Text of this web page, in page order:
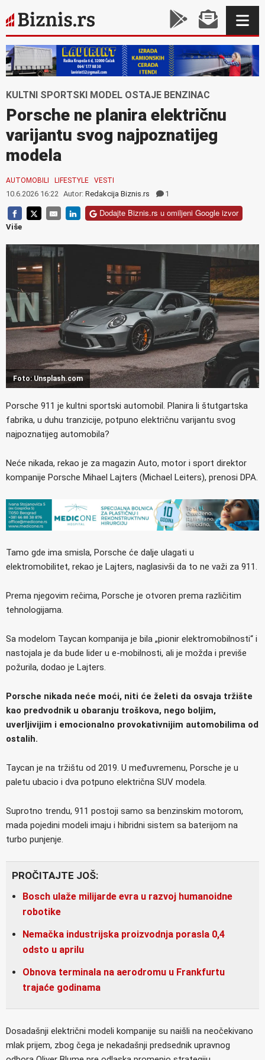
KULTNI SPORTSKI MODEL OSTAJE BENZINAC
Porsche ne planira električnu
varijantu svog najpoznatijeg
modela
AUTOMOBILI LIFESTYLE VESTI
10.6.2026 16:22 Autor: Redakcija Biznis.rs 1
Dodajte Biznis.rs u omiljeni Google izvor
Više
Foto: Unsplash.com
Porsche 911 je kultni sportski automobil. Planira li štutgartska
fabrika, u duhu tranzicije, potpuno električnu varijantu svog
najpoznatijeg automobila?
Neće nikada, rekao je za magazin Auto, motor i sport direktor
kompanije Porsche Mihael Lajters (Michael Leiters), prenosi DPA.
Tamo gde ima smisla, Porsche će dalje ulagati u
elektromobilitet, rekao je Lajters, naglasivši da to ne važi za 911.
Prema njegovim rečima, Porsche je otvoren prema različitim
tehnologijama.
Sa modelom Taycan kompanija je bila „pionir elektromobilnosti“ i
nastojala je da bude lider u e-mobilnosti, ali je možda i previše
požurila, dodao je Lajters.
Porsche nikada neće moći, niti će želeti da osvaja tržište
kao predvodnik u obaranju troškova, nego boljim,
uverljivijim i emocionalno provokativnijim automobilima od
ostalih.
Taycan je na tržištu od 2019. U međuvremenu, Porsche je u
paletu ubacio i dva potpuno električna SUV modela.
Suprotno trendu, 911 postoji samo sa benzinskim motorom,
mada pojedini modeli imaju i hibridni sistem sa baterijom na
turbo punjenje.
PROČITAJTE JOŠ:
Bosch ulaže milijarde evra u razvoj humanoidne
robotike
Nemačka industrijska proizvodnja porasla 0,4
odsto u aprilu
Obnova terminala na aerodromu u Frankfurtu
trajaće godinama
Dosadašnji električni modeli kompanije su naišli na neočekivano
mlak prijem, zbog čega je nekadašnji predsednik upravnog